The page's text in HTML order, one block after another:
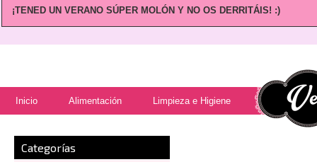
¡TENED UN VERANO SÚPER MOLÓN Y NO OS DERRITÁIS! :)
Inicio Alimentación Limpieza e Higiene
Categorías